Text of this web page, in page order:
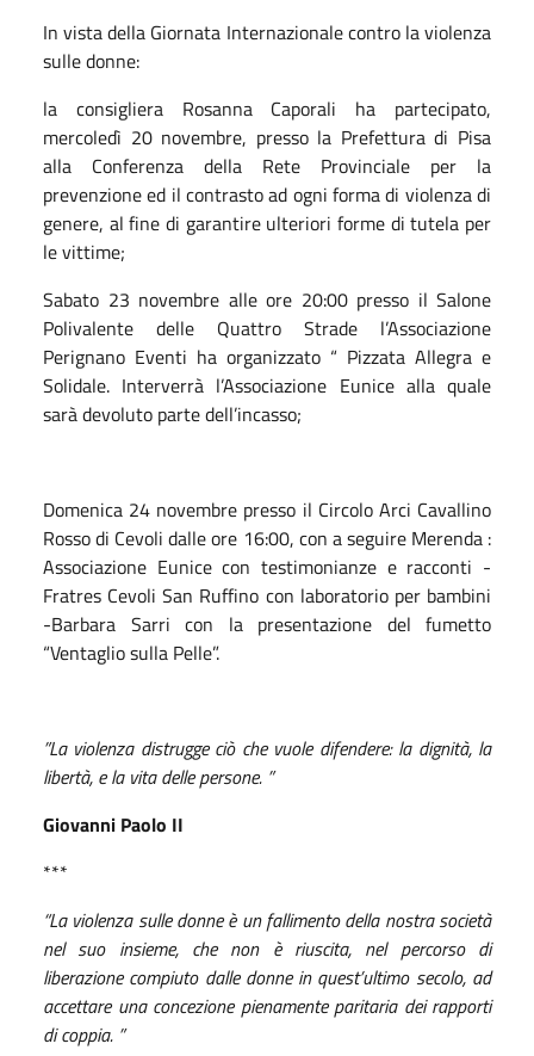
In vista della Giornata Internazionale contro la violenza
sulle donne:
la consigliera Rosanna Caporali ha partecipato,
mercoledì 20 novembre, presso la Prefettura di Pisa
alla Conferenza della Rete Provinciale per la
prevenzione ed il contrasto ad ogni forma di violenza di
genere, al fine di garantire ulteriori forme di tutela per
le vittime;
Sabato 23 novembre alle ore 20:00 presso il Salone
Polivalente delle Quattro Strade l’Associazione
Perignano Eventi ha organizzato “ Pizzata Allegra e
Solidale. Interverrà l’Associazione Eunice alla quale
sarà devoluto parte dell’incasso;
Domenica 24 novembre presso il Circolo Arci Cavallino
Rosso di Cevoli dalle ore 16:00, con a seguire Merenda :
Associazione Eunice con testimonianze e racconti -
Fratres Cevoli San Ruffino con laboratorio per bambini
-Barbara Sarri con la presentazione del fumetto
“Ventaglio sulla Pelle”.
”La violenza distrugge ciò che vuole difendere: la dignità, la
libertà, e la vita delle persone. ”
Giovanni Paolo II
***
“La violenza sulle donne è un fallimento della nostra società
nel suo insieme, che non è riuscita, nel percorso di
liberazione compiuto dalle donne in quest’ultimo secolo, ad
accettare una concezione pienamente paritaria dei rapporti
di coppia. ”